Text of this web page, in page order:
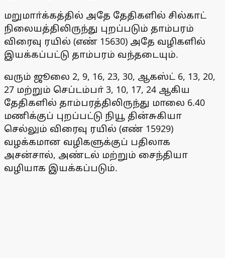
மறுமாா்க்கத்தில் அதே தேதிகளில் சில்காட்
நிலையத்திலிருந்து புறப்படும் தாம்பரம்
விரைவு ரயில் (எண் 15630) அதே வழிகளில்
இயக்கப்பட்டு தாம்பரம் வந்தடையும்.
வரும் ஜூலை 2, 9, 16, 23, 30, ஆகஸ்ட் 6, 13, 20,
27 மற்றும் செப்டம்பா் 3, 10, 17, 24 ஆகிய
தேதிகளில் தாம்பரத்திலிருந்து மாலை 6.40
மணிக்குப் புறப்பட்டு நியூ தின்சுகியா
செல்லும் விரைவு ரயில் (எண் 15929)
வழக்கமான வழிகளுக்குப் பதிலாக
அசன்சால், அண்டல் மற்றும் சைந்தியா
வழியாக இயக்கப்படும்.